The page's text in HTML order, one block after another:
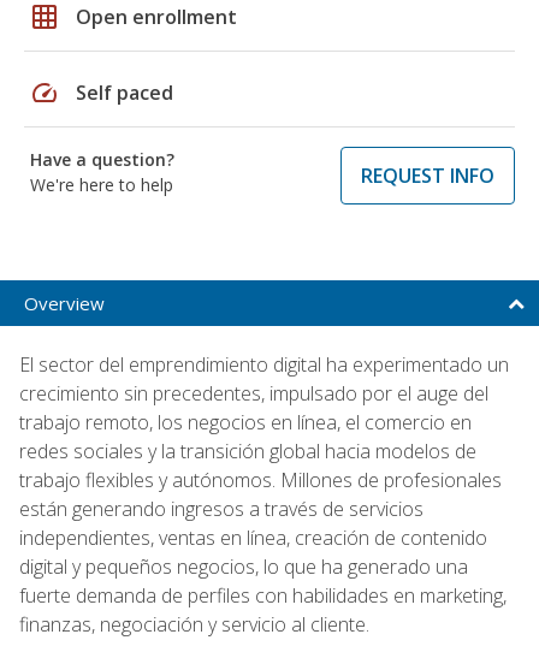
grid_on Open enrollment
speed Self paced
Have a question?
We're here to help
REQUEST INFO
Overview
El sector del emprendimiento digital ha experimentado un
crecimiento sin precedentes, impulsado por el auge del
trabajo remoto, los negocios en línea, el comercio en
redes sociales y la transición global hacia modelos de
trabajo flexibles y autónomos. Millones de profesionales
están generando ingresos a través de servicios
independientes, ventas en línea, creación de contenido
digital y pequeños negocios, lo que ha generado una
fuerte demanda de perfiles con habilidades en marketing,
finanzas, negociación y servicio al cliente.